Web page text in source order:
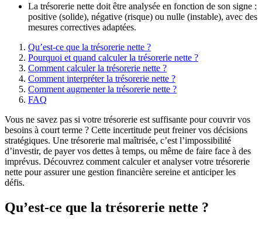
La trésorerie nette doit être analysée en fonction de son signe :
positive (solide), négative (risque) ou nulle (instable), avec des
mesures correctives adaptées.
Qu’est-ce que la trésorerie nette ?
Pourquoi et quand calculer la trésorerie nette ?
Comment calculer la trésorerie nette ?
Comment interpréter la trésorerie nette ?
Comment augmenter la trésorerie nette ?
FAQ
Vous ne savez pas si votre trésorerie est suffisante pour couvrir vos
besoins à court terme ? Cette incertitude peut freiner vos décisions
stratégiques. Une trésorerie mal maîtrisée, c’est l’impossibilité
d’investir, de payer vos dettes à temps, ou même de faire face à des
imprévus. Découvrez comment calculer et analyser votre trésorerie
nette pour assurer une gestion financière sereine et anticiper les
défis.
Qu’est-ce que la trésorerie nette ?